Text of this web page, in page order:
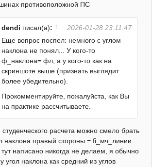
противоположной ПС
dendi писал(а): ↑
2026-01-28 23:11:47
Еще вопрос поспел: немного с углом
наклона не понял... У кого-то
ф_наклона= фл, а у кого-то как на
скриншоте выше (признать выглядит
более убедительно).
Прокомментируйте, пожалуйста, как Вы
на практике рассчитываете.
студенческого расчета можно смело брать
наклона правый стороны = fi_мч_линии.
тут написано никогда не делаем, я обычно
угол наклона как средний из углов